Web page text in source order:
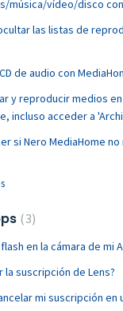
música/vídeo/disco
las listas de
de audio con
y reproducir medios
incluso acceder a
si Nero MediaHome
3
en la cámara de mi
la suscripción de Lens?
mi suscripción en